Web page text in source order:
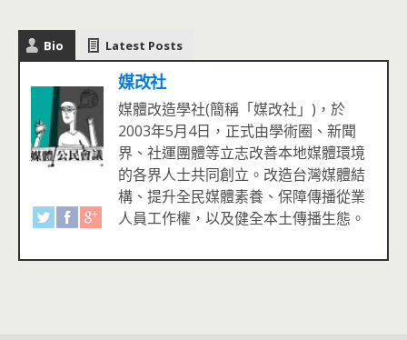
Bio Latest Posts
媒改社
媒體改造學社(簡稱「媒改社」)，於
2003年5月4日，正式由學術圈、新聞
界、社運團體等立志改善本地媒體環境
的各界人士共同創立。改造台灣媒體結
構、提升全民媒體素養、保障傳播從業
人員工作權，以及健全本土傳播生態。